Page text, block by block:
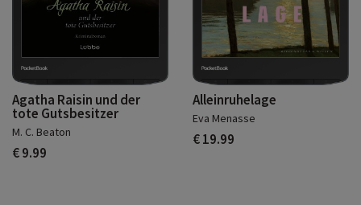
Agatha Raisin und der
tote Gutsbesitzer
M. C. Beaton
€ 9.99
Alleinruhelage
Eva Menasse
€ 19.99